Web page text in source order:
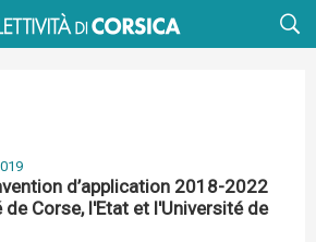
d’application 2018-2022
Corse, l'Etat et l'Université de